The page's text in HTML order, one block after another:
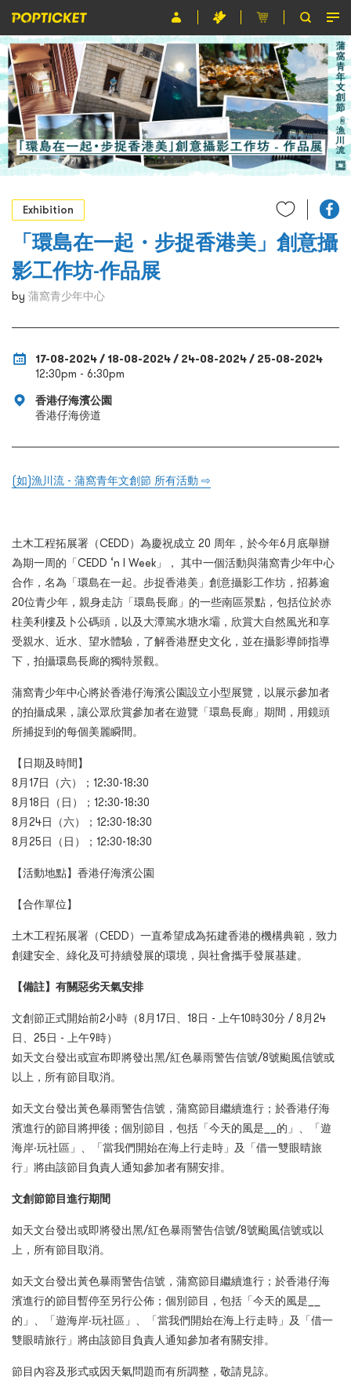
Event
Organiser
About POPTICKET
Terms and Conditions
繁
Exhibition
「環島在一起・步捉香港美」創意攝
影工作坊-作品展
by 蒲窩青少年中心
17-08-2024 / 18-08-2024 / 24-08-2024 / 25-08-2024
12:30pm - 6:30pm
香港仔海濱公園
香港仔海傍道
(如)漁川流 - 蒲窩青年文創節 所有活動 ⇨
土木工程拓展署（CEDD）為慶祝成立 20 周年，於今年6月底舉辦
為期一周的「CEDD ‘n I Week」， 其中一個活動與蒲窩青少年中心
合作，名為「環島在一起。步捉香港美」創意攝影工作坊，招募逾
20位青少年，親身走訪「環島長廊」的一些南區景點，包括位於赤
柱美利樓及卜公碼頭，以及大潭篤水塘水壩，欣賞大自然風光和享
受親水、近水、望水體驗，了解香港歷史文化，並在攝影導師指導
下，拍攝環島長廊的獨特景觀。
蒲窩青少年中心將於香港仔海濱公園設立小型展覽，以展示參加者
的拍攝成果，讓公眾欣賞參加者在遊覽「環島長廊」期間，用鏡頭
所捕捉到的每個美麗瞬間。
【日期及時間】
8月17日（六）；12:30-18:30
8月18日（日）；12:30-18:30
8月24日（六）；12:30-18:30
8月25日（日）；12:30-18:30
【活動地點】香港仔海濱公園
【合作單位】
土木工程拓展署（CEDD）一直希望成為拓建香港的機構典範，致力
創建安全、綠化及可持續發展的環境，與社會攜手發展基建。
【備註】有關惡劣天氣安排
文創節正式開始前2小時（8月17日、18日 - 上午10時30分 / 8月24
日、25日 - 上午9時）
如天文台發出或宣布即將發出黑/紅色暴雨警告信號/8號颱風信號或
以上，所有節目取消。
如天文台發出黃色暴雨警告信號，蒲窩節目繼續進行；於香港仔海
濱進行的節目將押後；個別節目，包括「今天的風是__的」、「遊
海岸‧玩社區」、「當我們開始在海上行走時」及「借一雙眼晴旅
行」將由該節目負責人通知參加者有關安排。
文創節節目進行期間
如天文台發出或即將發出黑/紅色暴雨警告信號/8號颱風信號或以
上，所有節目取消。
如天文台發出黃色暴雨警告信號，蒲窩節目繼續進行；於香港仔海
濱進行的節目暫停至另行公佈；個別節目，包括「今天的風是__
的」、「遊海岸‧玩社區」、「當我們開始在海上行走時」及「借一
雙眼晴旅行」將由該節目負責人通知參加者有關安排。
節目內容及形式或因天氣問題而有所調整，敬請見諒。